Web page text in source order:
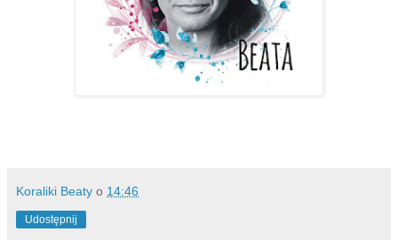
Koraliki Beaty o 14:46
Udostępnij